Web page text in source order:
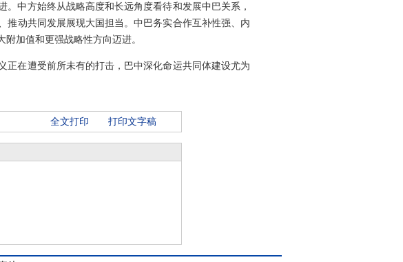
中方始终从战略高度和长远角度看待和发展中巴关系，
推动共同发展展现大国担当。中巴务实合作互补性强、内
加值和更强战略性方向迈进。
正在遭受前所未有的打击，巴中深化命运共同体建设尤为
全文打印 打印文字稿